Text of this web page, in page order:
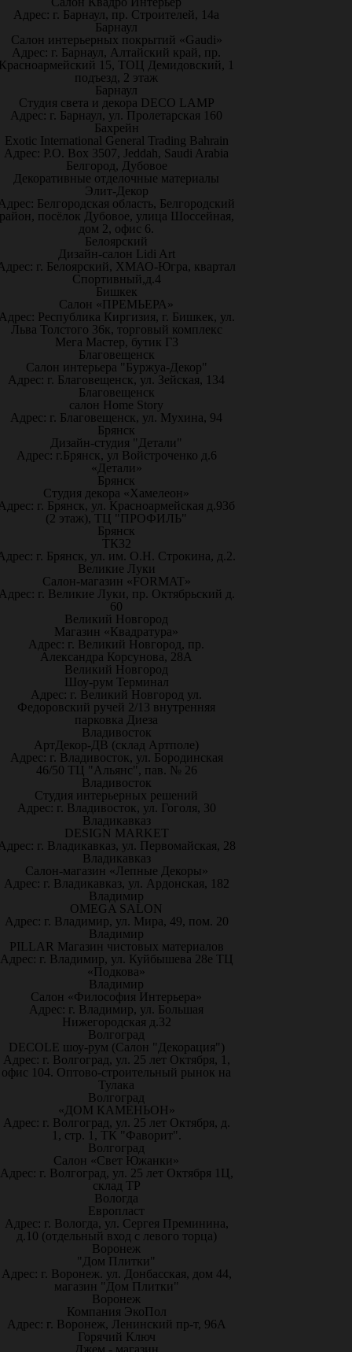
Адрес: г. Барнаул, пр. Строителей, 14а
Барнаул
Салон интерьерных покрытий «Gaudi»
Адрес: г. Барнаул, Алтайский край, пр.
15, ТОЦ Демидовский, 1
подъезд, 2 этаж
Барнаул
Студия света и декора DECO LAMP
Адрес: г. Барнаул, ул. Пролетарская 160
Бахрейн
Exotic International General Trading Bahrain
Адрес: P.O. Box 3507, Jeddah, Saudi Arabia
Белгород, Дубовое
Декоративные отделочные материалы
Элит-Декор
Белгородская область, Белгородский
посёлок Дубовое, улица Шоссейная,
дом 2, офис 6.
Белоярский
Дизайн-салон Lidi Art
г. Белоярский, ХМАО-Югра, квартал
Спортивный,д.4
Бишкек
Салон «ПРЕМЬЕРА»
Республика Киргизия, г. Бишкек, ул.
Льва Толстого 36к, торговый комплекс
Мега Мастер, бутик Г3
Благовещенск
Салон интерьера "Буржуа-Декор"
Адрес: г. Благовещенск, ул. Зейская, 134
Благовещенск
салон Home Story
Адрес: г. Благовещенск, ул. Мухина, 94
Брянск
Дизайн-студия "Детали"
Адрес: г.Брянск, ул Войстроченко д.6
«Детали»
Брянск
Студия декора «Хамелеон»
г. Брянск, ул. Красноармейская д.93б
(2 этаж), ТЦ "ПРОФИЛЬ"
Брянск
ТК32
г. Брянск, ул. им. О.Н. Строкина, д.2.
Великие Луки
Салон-магазин «FORMAT»
г. Великие Луки, пр. Октябрьский д.
60
Великий Новгород
Магазин «Квадратура»
Адрес: г. Великий Новгород, пр.
Александра Корсунова, 28А
Великий Новгород
Шоу-рум Терминал
Адрес: г. Великий Новгород ул.
Федоровский ручей 2/13 внутренняя
парковка Диеза
Владивосток
АртДекор-ДВ (склад Артполе)
Адрес: г. Владивосток, ул. Бородинская
46/50 ТЦ "Альянс", пав. № 26
Владивосток
Студия интерьерных решений
Адрес: г. Владивосток, ул. Гоголя, 30
Владикавказ
DESIGN MARKET
г. Владикавказ, ул. Первомайская, 28
Владикавказ
Салон-магазин «Лепные Декоры»
Адрес: г. Владикавказ, ул. Ардонская, 182
Владимир
OMEGA SALON
Адрес: г. Владимир, ул. Мира, 49, пом. 20
Владимир
PILLAR Магазин чистовых материалов
Адрес: г. Владимир, ул. Куйбышева 28е ТЦ
«Подкова»
Владимир
Салон «Философия Интерьера»
Адрес: г. Владимир, ул. Большая
Нижегородская д.32
Волгоград
DECOLE шоу-рум (Салон "Декорация")
Адрес: г. Волгоград, ул. 25 лет Октября, 1,
офис 104. Оптово-строительный рынок на
Тулака
Волгоград
«ДОМ КАМЕНЬОН»
Адрес: г. Волгоград, ул. 25 лет Октября, д.
1, стр. 1, ТК "Фаворит".
Волгоград
Салон «Свет Южанки»
Адрес: г. Волгоград, ул. 25 лет Октября 1Ц,
склад ТР
Вологда
Европласт
Адрес: г. Вологда, ул. Сергея Преминина,
д.10 (отдельный вход с левого торца)
Воронеж
"Дом Плитки"
Адрес: г. Воронеж. ул. Донбасская, дом 44,
магазин "Дом Плитки"
Воронеж
Компания ЭкоПол
Адрес: г. Воронеж, Ленинский пр-т, 96А
Горячий Ключ
Джем - магазин